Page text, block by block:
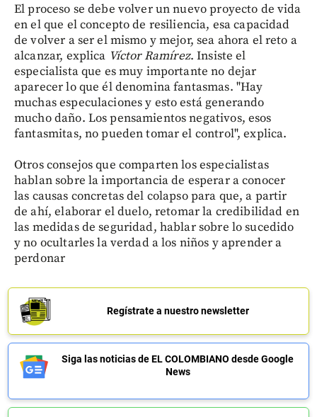
El proceso se debe volver un nuevo proyecto de vida
en el que el concepto de resiliencia, esa capacidad
de volver a ser el mismo y mejor, sea ahora el reto a
alcanzar, explica Víctor Ramírez. Insiste el
especialista que es muy importante no dejar
aparecer lo que él denomina fantasmas. "Hay
muchas especulaciones y esto está generando
mucho daño. Los pensamientos negativos, esos
fantasmitas, no pueden tomar el control", explica.
Otros consejos que comparten los especialistas
hablan sobre la importancia de esperar a conocer
las causas concretas del colapso para que, a partir
de ahí, elaborar el duelo, retomar la credibilidad en
las medidas de seguridad, hablar sobre lo sucedido
y no ocultarles la verdad a los niños y aprender a
perdonar
Regístrate a nuestro newsletter
Siga las noticias de EL COLOMBIANO desde Google
News